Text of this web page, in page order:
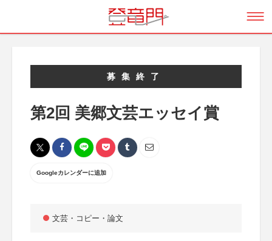
募集終了
第2回 美郷文芸エッセイ賞
Googleカレンダーに追加
文芸・コピー・論文